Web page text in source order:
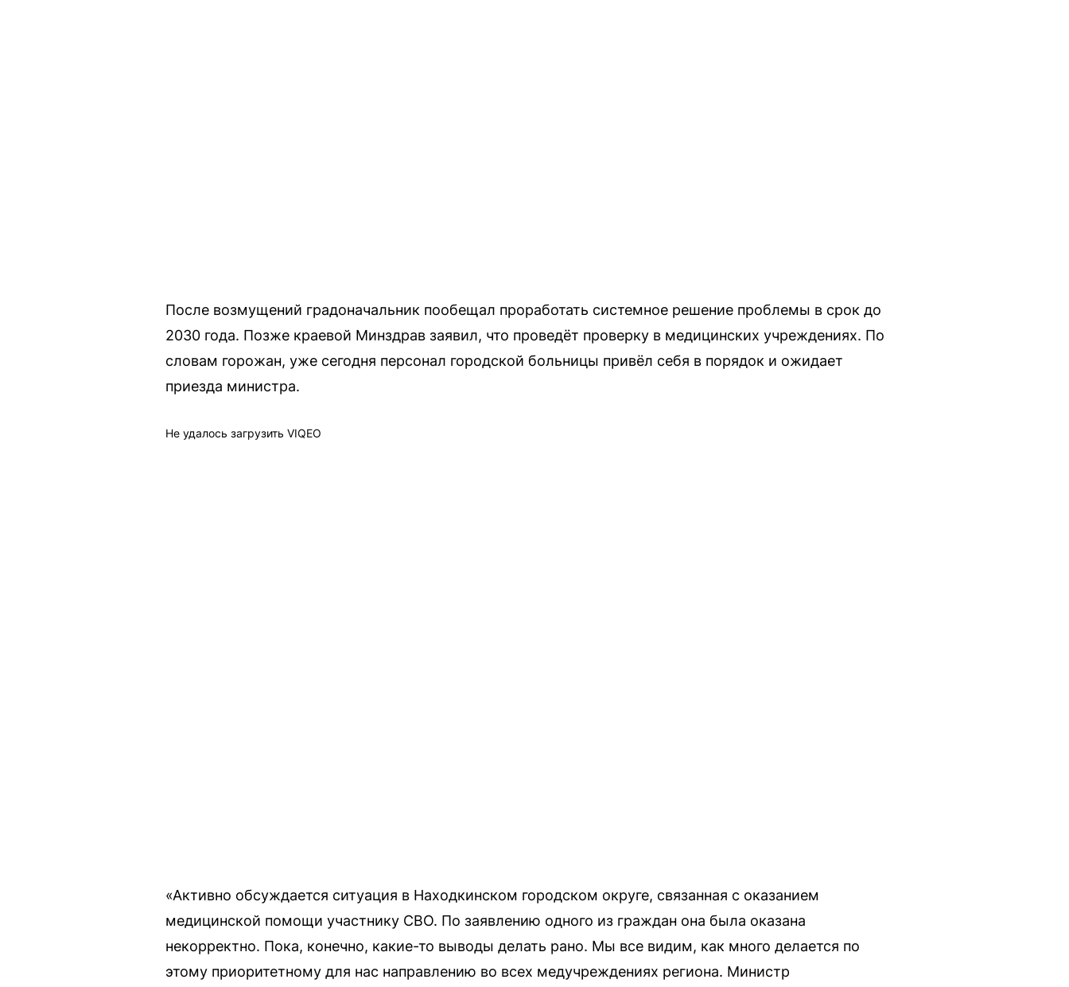
После возмущений градоначальник пообещал проработать системное решение проблемы в срок до
2030 года. Позже краевой Минздрав заявил, что проведёт проверку в медицинских учреждениях. По
словам горожан, уже сегодня персонал городской больницы привёл себя в порядок и ожидает
приезда министра.
Не удалось загрузить VIQEO
«Активно обсуждается ситуация в Находкинском городском округе, связанная с оказанием
медицинской помощи участнику СВО. По заявлению одного из граждан она была оказана
некорректно. Пока, конечно, какие-то выводы делать рано. Мы все видим, как много делается по
этому приоритетному для нас направлению во всех медучреждениях региона. Министр